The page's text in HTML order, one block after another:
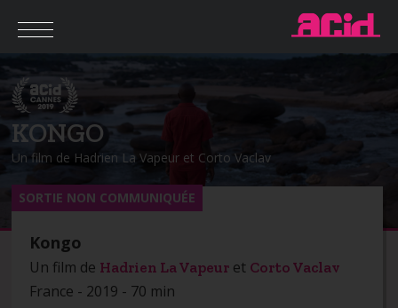
KONGO
Un film de Hadrien La Vapeur et Corto Vaclav
Kongo
Un film de Hadrien La Vapeur et Corto Vaclav
France - 2019 - 70 min
SORTIE NON COMMUNIQUÉE